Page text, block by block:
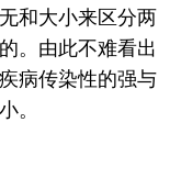
和大小来区分两
。由此不难看出
病传染性的强与
。